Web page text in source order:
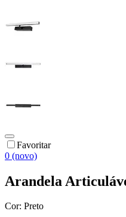
Favoritar
0 (novo)
Arandela
Cor: Preto